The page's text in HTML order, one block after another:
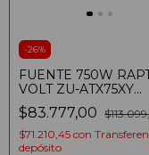
-26%
FUENTE 750W
VOLT ZU-ATX75XY
80PLUS BRONZE
BLACK
$83.777,00
$71.210,45 con
depósito